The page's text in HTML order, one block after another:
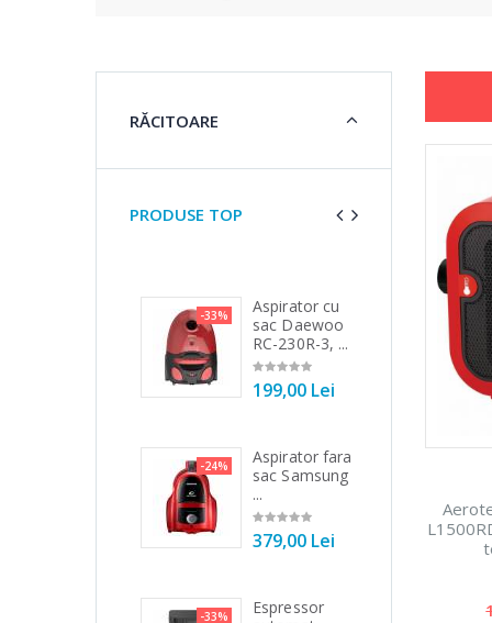
RĂCITOARE
PRODUSE TOP
-33%
Aspirator cu
sac Daewoo
RC-230R-3, ...
199,00 Lei
-24%
Aspirator fara
sac Samsung
...
379,00 Lei
-33%
Espressor